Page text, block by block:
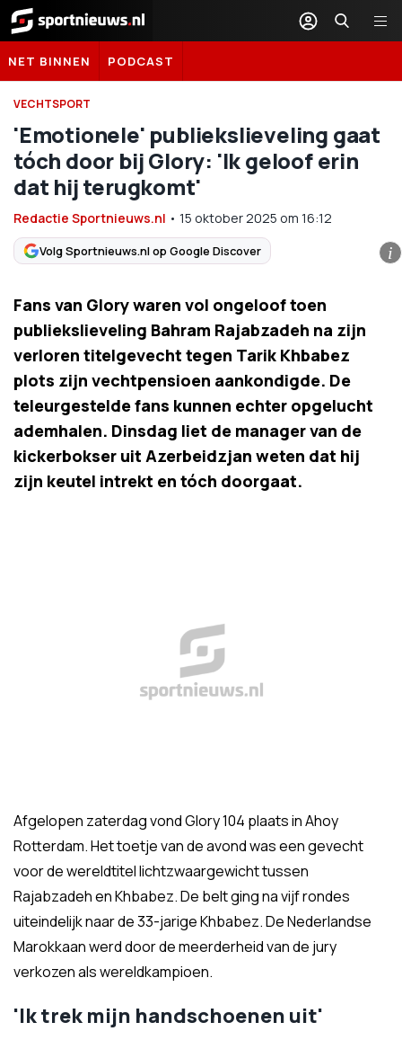
Sportnieuws.nl
NET BINNEN PODCAST
VECHTSPORT
'Emotionele' publiekslieveling gaat
tóch door bij Glory: 'Ik geloof erin
dat hij terugkomt'
Redactie Sportnieuws.nl • 15 oktober 2025 om 16:12
Volg Sportnieuws.nl op Google Discover i
Fans van Glory waren vol ongeloof toen
publiekslieveling Bahram Rajabzadeh na zijn
verloren titelgevecht tegen Tarik Khbabez
plots zijn vechtpensioen aankondigde. De
teleurgestelde fans kunnen echter opgelucht
ademhalen. Dinsdag liet de manager van de
kickerbokser uit Azerbeidzjan weten dat hij
zijn keutel intrekt en tóch doorgaat.
Afgelopen zaterdag vond Glory 104 plaats in Ahoy
Rotterdam. Het toetje van de avond was een gevecht
voor de wereldtitel lichtzwaargewicht tussen
Rajabzadeh en Khbabez. De belt ging na vijf rondes
uiteindelijk naar de 33-jarige Khbabez. De Nederlandse
Marokkaan werd door de meerderheid van de jury
verkozen als wereldkampioen.
'Ik trek mijn handschoenen uit'